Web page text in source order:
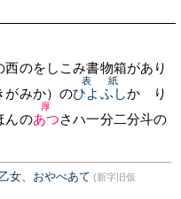
のをしこみ書物箱があり
がみか）のひよふし
表紙
かゝり
んのあつ
厚
さハ一分二分斗の
女、おやべあて (新字旧仮